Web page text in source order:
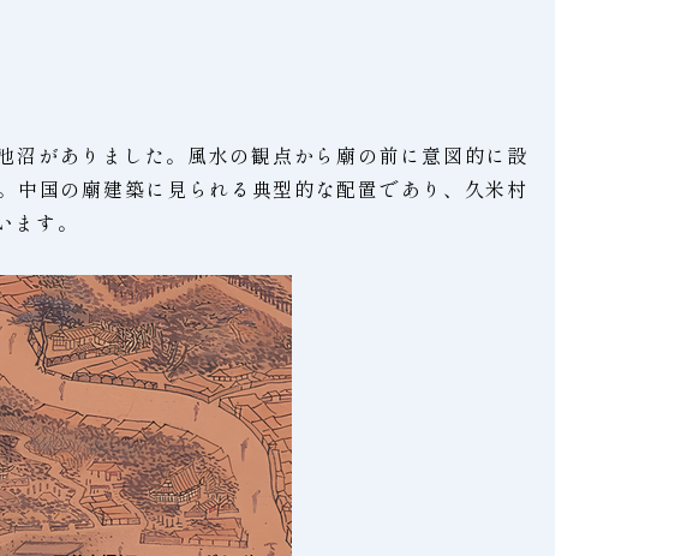
がありました。風水の観点から廟の前に意図的に設
中国の廟建築に見られる典型的な配置であり、久米村
す。